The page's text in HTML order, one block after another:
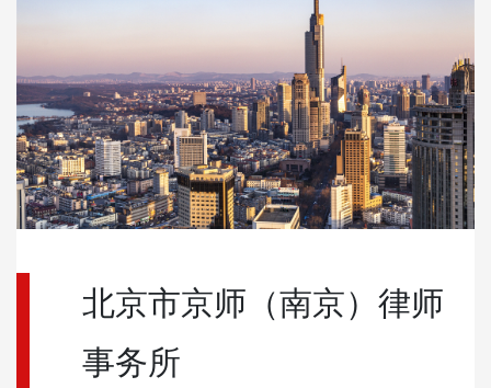
北京市京师（南京）律师
事务所